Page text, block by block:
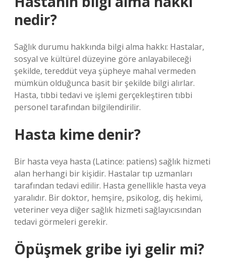
nedir?
Sağlık durumu hakkında bilgi alma hakkı: Hastalar,
sosyal ve kültürel düzeyine göre anlayabileceği
şekilde, tereddüt veya şüpheye mahal vermeden
mümkün olduğunca basit bir şekilde bilgi alırlar.
Hasta, tıbbi tedavi ve işlemi gerçekleştiren tıbbi
personel tarafından bilgilendirilir.
Hasta kime denir?
Bir hasta veya hasta (Latince: patiens) sağlık hizmeti
alan herhangi bir kişidir. Hastalar tıp uzmanları
tarafından tedavi edilir. Hasta genellikle hasta veya
yaralıdır. Bir doktor, hemşire, psikolog, diş hekimi,
veteriner veya diğer sağlık hizmeti sağlayıcısından
tedavi görmeleri gerekir.
Öpüşmek gribe iyi gelir mi?